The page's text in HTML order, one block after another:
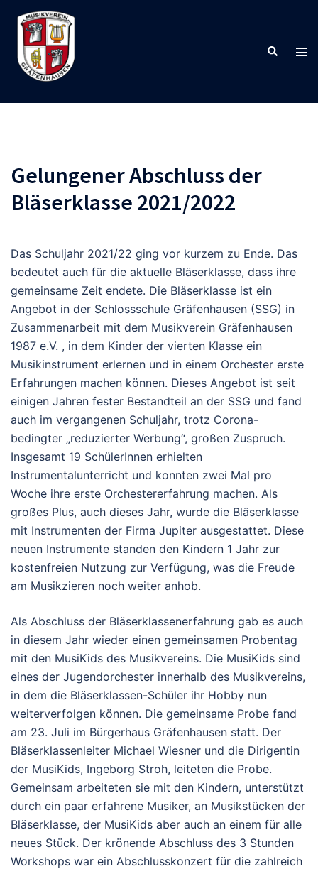
Inhalt
springen
Suche
Gelungener Abschluss der
Bläserklasse 2021/2022
Das Schuljahr 2021/22 ging vor kurzem zu Ende. Das
bedeutet auch für die aktuelle Bläserklasse, dass ihre
gemeinsame Zeit endete. Die Bläserklasse ist ein
Angebot in der Schlossschule Gräfenhausen (SSG) in
Zusammenarbeit mit dem Musikverein Gräfenhausen
1987 e.V. , in dem Kinder der vierten Klasse ein
Musikinstrument erlernen und in einem Orchester erste
Erfahrungen machen können. Dieses Angebot ist seit
einigen Jahren fester Bestandteil an der SSG und fand
auch im vergangenen Schuljahr, trotz Corona-
bedingter „reduzierter Werbung“, großen Zuspruch.
Insgesamt 19 SchülerInnen erhielten
Instrumentalunterricht und konnten zwei Mal pro
Woche ihre erste Orchestererfahrung machen. Als
großes Plus, auch dieses Jahr, wurde die Bläserklasse
mit Instrumenten der Firma Jupiter ausgestattet. Diese
neuen Instrumente standen den Kindern 1 Jahr zur
kostenfreien Nutzung zur Verfügung, was die Freude
am Musikzieren noch weiter anhob.
Als Abschluss der Bläserklassenerfahrung gab es auch
in diesem Jahr wieder einen gemeinsamen Probentag
mit den MusiKids des Musikvereins. Die MusiKids sind
eines der Jugendorchester innerhalb des Musikvereins,
in dem die Bläserklassen-Schüler ihr Hobby nun
weiterverfolgen können. Die gemeinsame Probe fand
am 23. Juli im Bürgerhaus Gräfenhausen statt. Der
Bläserklassenleiter Michael Wiesner und die Dirigentin
der MusiKids, Ingeborg Stroh, leiteten die Probe.
Gemeinsam arbeiteten sie mit den Kindern, unterstützt
durch ein paar erfahrene Musiker, an Musikstücken der
Bläserklasse, der MusiKids aber auch an einem für alle
neues Stück. Der krönende Abschluss des 3 Stunden
Workshops war ein Abschlusskonzert für die zahlreich